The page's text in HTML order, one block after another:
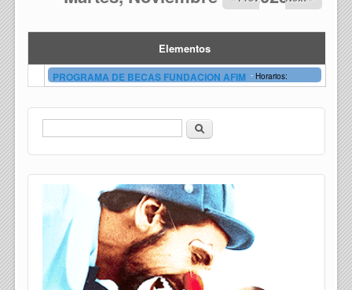
Elementos
PROGRAMA DE BECAS FUNDACION AFIM - Horarios:
Formulario de búsqueda
Buscar